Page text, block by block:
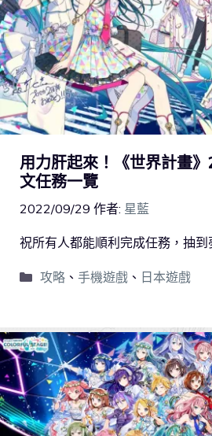
用力肝起來！《世界計畫
文任務一覽
2022/09/29 作者: 星藍
祝所有人都能順利完成任務，抽到
攻略、 手機遊戲、 日本遊戲